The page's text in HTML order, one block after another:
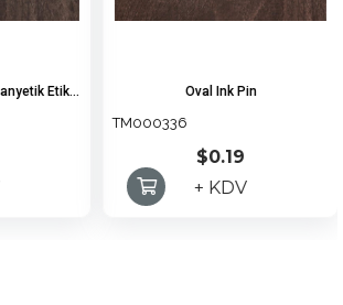
Süper Tag 3 Akusto Manyetik Etiket (Elbise Alarmı) Oval Ink Pin
TM000336
$0.19
+ KDV